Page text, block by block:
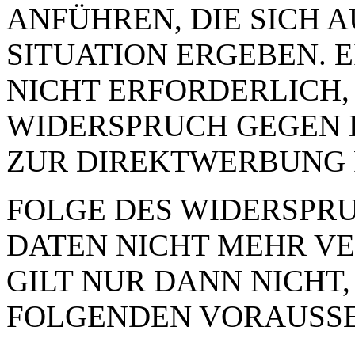
ANFÜHREN, DIE SICH
SITUATION ERGEBEN.
NICHT
WIDERSPRUCH
ZUR DIREKTWERBUNG
FOLGE DES
DATEN NICHT MEHR
GILT NUR DANN
FOLGENDEN